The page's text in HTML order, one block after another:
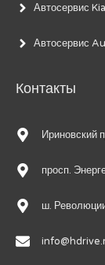
Автосервис Kia
Автосервис
Контакты
Ириновский
просп.
ш.